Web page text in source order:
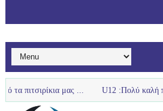
μας ... U12 :Πολύ καλή παρουσία της